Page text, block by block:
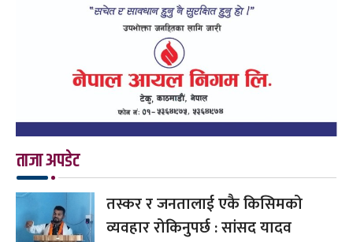
ताजा अपडेट
तस्कर र जनतालाई एकै किसिमको
व्यवहार रोकिनुपर्छ : सांसद यादव